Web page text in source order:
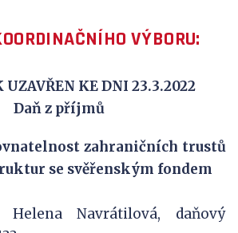
VÝBORU:
UZAVŘEN KE DNI 23.3.2022
Daň z příjmů
zahraničních trustů
se svěřenským fondem
Helena Navrátilová, daňový